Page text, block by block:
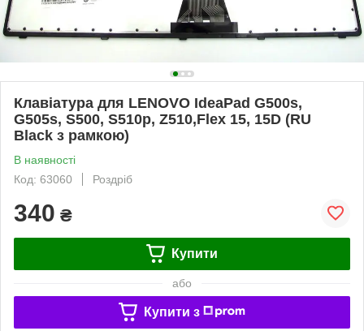
Клавіатура для LENOVO IdeaPad G500s,
G505s, S500, S510p, Z510,Flex 15, 15D (RU
Black з рамкою)
В наявності
Код: 63060
Роздріб
340 ₴
Купити
або
Купити з